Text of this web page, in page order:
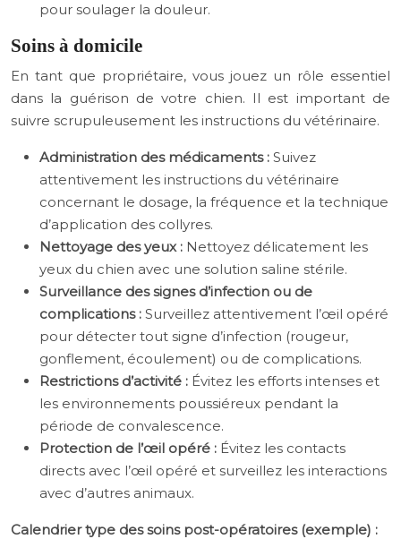
pour soulager la douleur.
Soins à domicile
En tant que propriétaire, vous jouez un rôle essentiel
dans la guérison de votre chien. Il est important de
suivre scrupuleusement les instructions du vétérinaire.
Administration des médicaments : Suivez
attentivement les instructions du vétérinaire
concernant le dosage, la fréquence et la technique
d’application des collyres.
Nettoyage des yeux : Nettoyez délicatement les
yeux du chien avec une solution saline stérile.
Surveillance des signes d’infection ou de
complications : Surveillez attentivement l’œil opéré
pour détecter tout signe d’infection (rougeur,
gonflement, écoulement) ou de complications.
Restrictions d’activité : Évitez les efforts intenses et
les environnements poussiéreux pendant la
période de convalescence.
Protection de l’œil opéré : Évitez les contacts
directs avec l’œil opéré et surveillez les interactions
avec d’autres animaux.
Calendrier type des soins post-opératoires (exemple) :